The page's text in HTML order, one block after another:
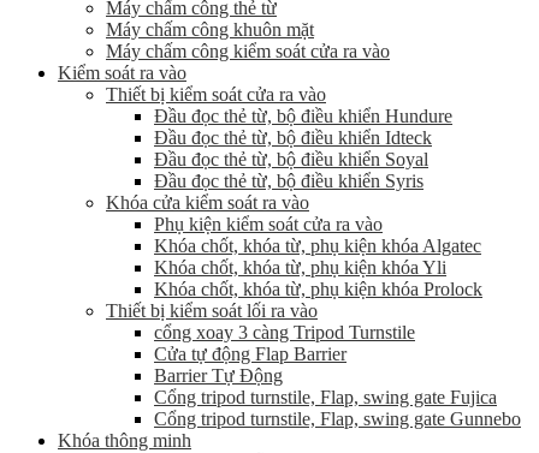
Máy chấm công thẻ từ
Máy chấm công khuôn mặt
Máy chấm công kiểm soát cửa ra vào
Kiểm soát ra vào
Thiết bị kiểm soát cửa ra vào
Đầu đọc thẻ từ, bộ điều khiển Hundure
Đầu đọc thẻ từ, bộ điều khiển Idteck
Đầu đọc thẻ từ, bộ điều khiển Soyal
Đầu đọc thẻ từ, bộ điều khiển Syris
Khóa cửa kiểm soát ra vào
Phụ kiện kiểm soát cửa ra vào
Khóa chốt, khóa từ, phụ kiện khóa Algatec
Khóa chốt, khóa từ, phụ kiện khóa Yli
Khóa chốt, khóa từ, phụ kiện khóa Prolock
Thiết bị kiểm soát lối ra vào
cổng xoay 3 càng Tripod Turnstile
Cửa tự động Flap Barrier
Barrier Tự Động
Cổng tripod turnstile, Flap, swing gate Fujica
Cổng tripod turnstile, Flap, swing gate Gunnebo
Khóa thông minh